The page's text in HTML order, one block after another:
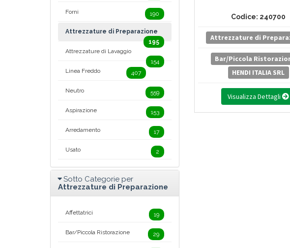
Codice: 240700
Attrezzature di
Bar/Piccola
HENDI ITALIA SRL
Visualizza Dettagli
Forni 190
Attrezzature di Preparazione
195
Attrezzature di Lavaggio
154
Linea Freddo
407
Neutro 559
Aspirazione 153
Arredamento 17
Usato 2
Sotto Categorie per
Attrezzature di Preparazione
Affettatrici 19
Bar/Piccola Ristorazione 29